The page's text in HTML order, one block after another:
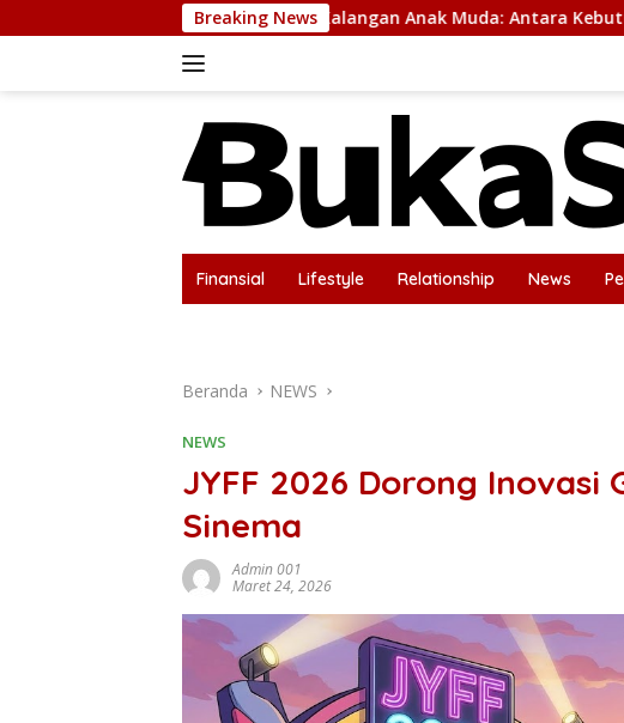
ke
Breaking News
“Healing” di Kalangan Anak Muda: Antara Kebutuhan Mental dan
Finansial Lifestyle Relationship News
Beranda NEWS
NEWS
JYFF 2026 Dorong Inovasi
Sinema
Admin 001
Maret 24, 2026